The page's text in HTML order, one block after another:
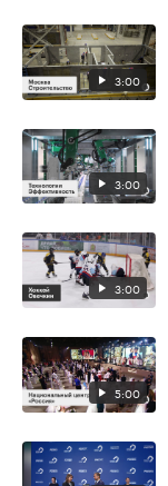
3:00
3:00
3:00
5:00